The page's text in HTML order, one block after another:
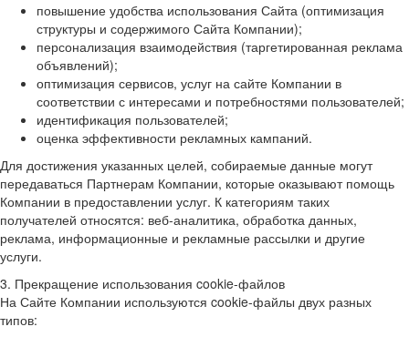
повышение удобства использования Сайта (оптимизация
структуры и содержимого Сайта Компании);
персонализация взаимодействия (таргетированная реклама
объявлений);
оптимизация сервисов, услуг на сайте Компании в
соответствии с интересами и потребностями пользователей;
идентификация пользователей;
оценка эффективности рекламных кампаний.
Для достижения указанных целей, собираемые данные могут
передаваться Партнерам Компании, которые оказывают помощь
Компании в предоставлении услуг. К категориям таких
получателей относятся: веб-аналитика, обработка данных,
реклама, информационные и рекламные рассылки и другие
услуги.
3. Прекращение использования cookie-файлов
На Сайте Компании используются cookie-файлы двух разных
типов: